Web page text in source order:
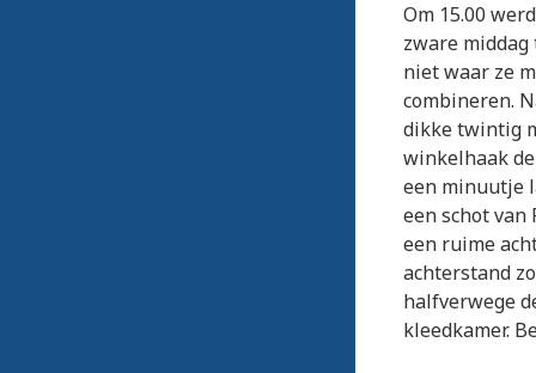
Om 15.00
zware
niet waar ze
combineren.
dikke twintig
winkelhaak
een minuutje
een schot van
een ruime
achterstand
halfverwege
kleedkamer.